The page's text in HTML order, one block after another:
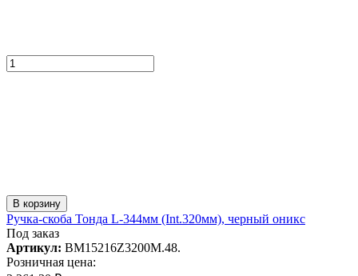
В корзину
Ручка-скоба Тонда L-344мм (Int.320мм), черный оникс
Под заказ
Артикул: BM15216Z3200M.48.
Розничная цена: